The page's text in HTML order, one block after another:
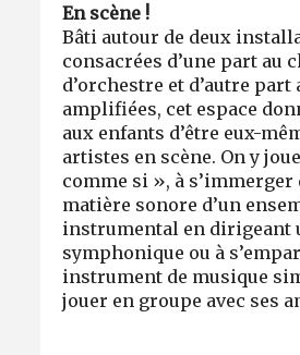
En scène !
Bâti autour de deux
consacrées d’une part au
d’orchestre et d’autre part
amplifiées, cet espace
aux enfants d’être eux-
artistes en scène. On y
comme si », à s’immerger
matière sonore d’un
instrumental en dirigeant
symphonique ou à
instrument de musique
jouer en groupe avec ses